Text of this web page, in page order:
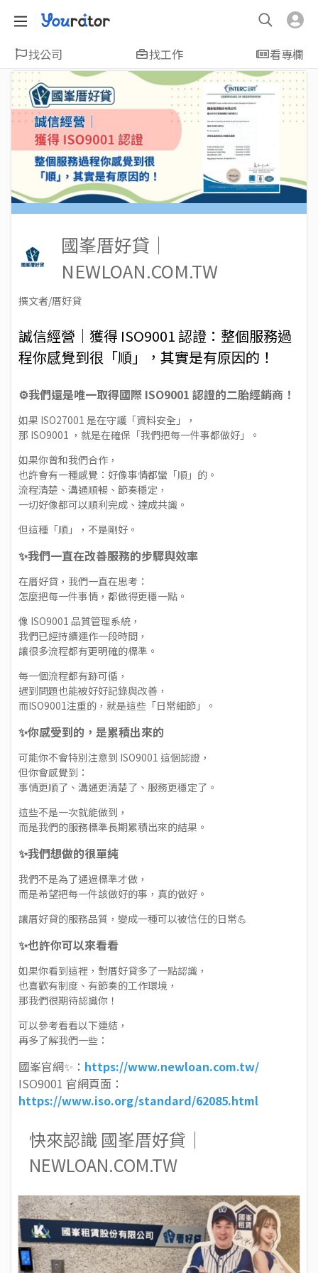
找公司 找工作 看專欄
國峯厝好貸｜
NEWLOAN.COM.TW
撰文者/厝好貸
誠信經營｜獲得 ISO9001 認證：整個服務過
程你感覺到很「順」，其實是有原因的！
⚙️我們還是唯一取得國際 ISO9001 認證的二胎經銷商！
如果 ISO27001 是在守護「資料安全」，
那 ISO9001 ，就是在確保「我們把每一件事都做好」。
如果你曾和我們合作，
也許會有一種感覺：好像事情都蠻「順」的。
流程清楚、溝通順暢、節奏穩定，
一切好像都可以順利完成、達成共識。
但這種「順」，不是剛好。
✨我們一直在改善服務的步驟與效率
在厝好貸，我們一直在思考：
怎麼把每一件事情，都做得更穩一點。
像 ISO9001 品質管理系統，
我們已經持續運作一段時間，
讓很多流程都有更明確的標準。
每一個流程都有跡可循，
遇到問題也能被好好記錄與改善，
而ISO9001注重的，就是這些「日常細節」。
✨你感受到的，是累積出來的
可能你不會特別注意到 ISO9001 這個認證，
但你會感覺到：
事情更順了、溝通更清楚了、服務更穩定了。
這些不是一次就能做到，
而是我們的服務標準長期累積出來的結果。
✨我們想做的很單純
我們不是為了通過標準才做，
而是希望把每一件該做好的事，真的做好。
讓厝好貸的服務品質，變成一種可以被信任的日常💪
✨也許你可以來看看
如果你看到這裡，對厝好貸多了一點認識，
也喜歡有制度、有節奏的工作環境，
那我們很期待認識你！
可以參考看看以下連結，
再多了解我們一些：
國峯官網✨： https://www.newloan.com.tw/
ISO9001 官網頁面：
https://www.iso.org/standard/62085.html
快來認識 國峯厝好貸｜
NEWLOAN.COM.TW